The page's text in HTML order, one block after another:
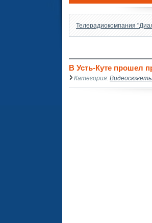
Телерадиокомпания
В Усть-Куте прошел
Категория: